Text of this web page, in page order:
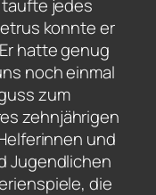
jedes
konnte er
hatte genug
noch einmal
zum
zehnjährigen
und
Jugendlichen
die